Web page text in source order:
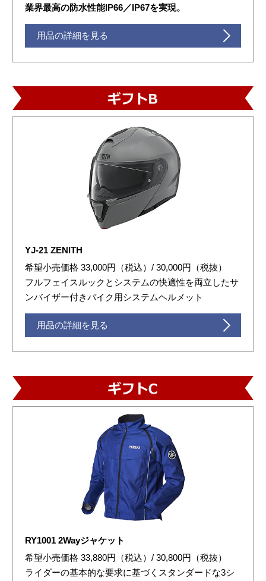
業界最高の防水性能IP66／IP67を実現。
用品の詳細を見る
YJ-21 ZENITH
希望小売価格 33,000円（税込）/ 30,000円（税抜）
フルフェイスルックとシステムの快適性を両立したサ
ンバイザー付きバイク用システムヘルメット
用品の詳細を見る
RY1001 2Wayジャケット
希望小売価格 33,880円（税込）/ 30,800円（税抜）
ライダーの基本的な要求に基づくスタンダードな3シ